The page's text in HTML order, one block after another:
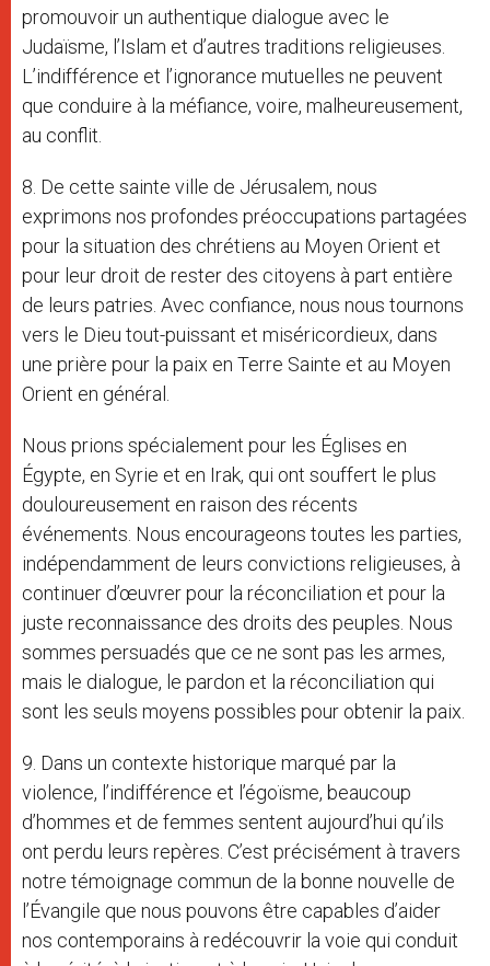
promouvoir un authentique dialogue avec le
Judaïsme, l’Islam et d’autres traditions religieuses.
L’indifférence et l’ignorance mutuelles ne peuvent
que conduire à la méfiance, voire, malheureusement,
au conflit.
8. De cette sainte ville de Jérusalem, nous
exprimons nos profondes préoccupations partagées
pour la situation des chrétiens au Moyen Orient et
pour leur droit de rester des citoyens à part entière
de leurs patries. Avec confiance, nous nous tournons
vers le Dieu tout-puissant et miséricordieux, dans
une prière pour la paix en Terre Sainte et au Moyen
Orient en général.
Nous prions spécialement pour les Églises en
Égypte, en Syrie et en Irak, qui ont souffert le plus
douloureusement en raison des récents
événements. Nous encourageons toutes les parties,
indépendamment de leurs convictions religieuses, à
continuer d’œuvrer pour la réconciliation et pour la
juste reconnaissance des droits des peuples. Nous
sommes persuadés que ce ne sont pas les armes,
mais le dialogue, le pardon et la réconciliation qui
sont les seuls moyens possibles pour obtenir la paix.
9. Dans un contexte historique marqué par la
violence, l’indifférence et l’égoïsme, beaucoup
d’hommes et de femmes sentent aujourd’hui qu’ils
ont perdu leurs repères. C’est précisément à travers
notre témoignage commun de la bonne nouvelle de
l’Évangile que nous pouvons être capables d’aider
nos contemporains à redécouvrir la voie qui conduit